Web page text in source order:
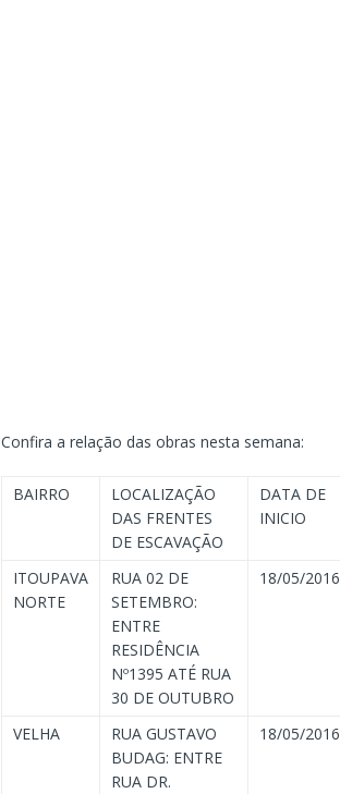
Confira a relação das obras nesta semana:
BAIRRO
LOCALIZAÇÃO
DAS FRENTES
DE ESCAVAÇÃO
DATA DE
INICIO
ITOUPAVA
NORTE
RUA 02 DE
SETEMBRO:
ENTRE
RESIDÊNCIA
Nº1395 ATÉ RUA
30 DE OUTUBRO
18/05/2016
VELHA
RUA GUSTAVO
BUDAG: ENTRE
RUA DR.
18/05/2016